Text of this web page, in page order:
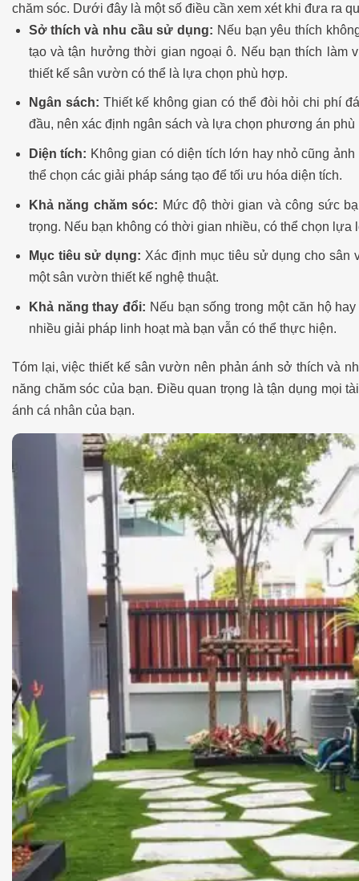
chăm sóc. Dưới đây là một số điều cần xem xét khi đưa ra
Sở thích và nhu cầu sử dụng: Nếu bạn yêu thích
tạo và tận hưởng thời gian ngoại ô. Nếu bạn thích làm
thiết kế sân vườn có thể là lựa chọn phù hợp.
Ngân sách: Thiết kế không gian có thể đòi hỏi chi phí
đầu, nên xác định ngân sách và lựa chọn phương án phù
Diện tích: Không gian có diện tích lớn hay nhỏ cũng
thể chọn các giải pháp sáng tạo để tối ưu hóa diện tích.
Khả năng chăm sóc: Mức độ thời gian và công sức
trọng. Nếu bạn không có thời gian nhiều, có thể chọn lựa
Mục tiêu sử dụng: Xác định mục tiêu sử dụng cho
một sân vườn thiết kế nghệ thuật.
Khả năng thay đổi: Nếu bạn sống trong một căn hộ
nhiều giải pháp linh hoạt mà bạn vẫn có thể thực hiện.
Tóm lại, việc thiết kế sân vườn nên phản ánh sở thích và
năng chăm sóc của bạn. Điều quan trọng là tận dụng mọi
ánh cá nhân của bạn.